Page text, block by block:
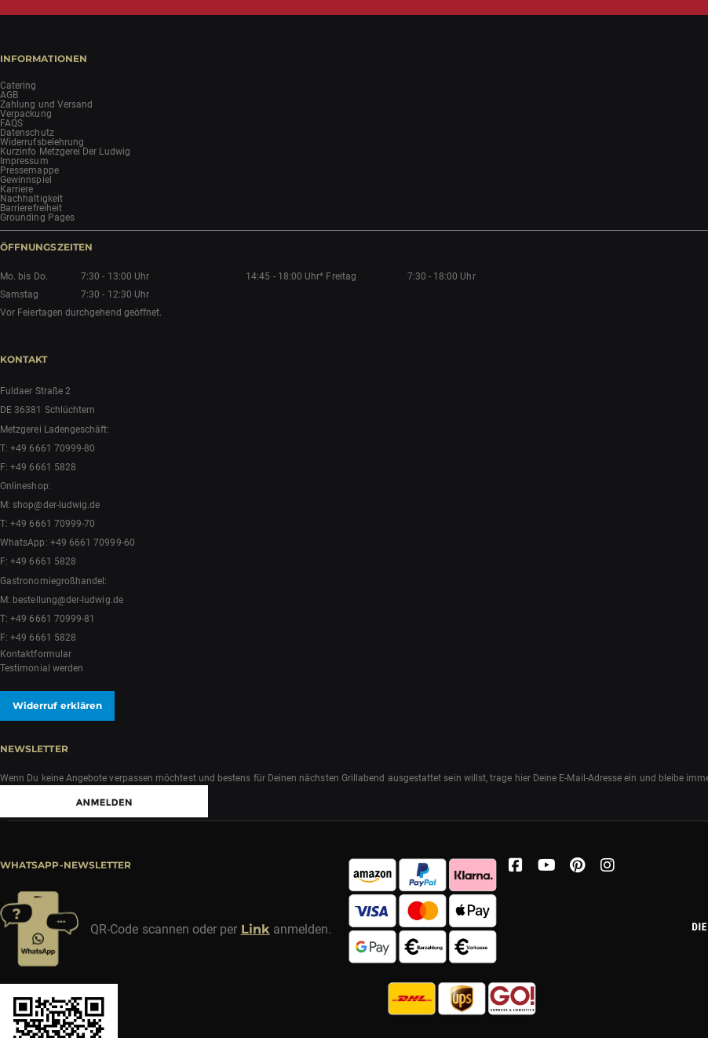
INFORMATIONEN
Catering
AGB
Zahlung und Versand
Verpackung
FAQS
Datenschutz
Widerrufsbelehrung
Kurzinfo Metzgerei Der Ludwig
Impressum
Pressemappe
Gewinnspiel
Karriere
Nachhaltigkeit
Barrierefreiheit
Grounding Pages
ÖFFNUNGSZEITEN
Mo. bis Do. 7:30 - 13:00 Uhr 14:45 - 18:00 Uhr* Freitag
7:30 - 18:00 Uhr
Samstag
7:30 - 12:30 Uhr
Vor Feiertagen durchgehend geöffnet.
KONTAKT
Fuldaer Straße 2
DE 36381 Schlüchtern
Metzgerei Ladengeschäft:
T:+49 6661 70999-80
F: +49 6661 5828
Onlineshop:
M:shop@der-ludwig.de
T:+49 6661 70999-70
WhatsApp: +49 6661 70999-60
F: +49 6661 5828
Gastronomiegroßhandel:
M: bestellung@der-ludwig.de
T:+49 6661 70999-81
F: +49 6661 5828
Kontaktformular
Testimonial werden
Widerruf erklären
NEWSLETTER
Wenn Du keine Angebote verpassen möchtest und bestens für Deinen nächsten Grillabend ausgestattet sein willst, trage hier Deine E-Mail-Adresse ein und bleibe
WHATSAPP-NEWSLETTER
QR-Code scannen oder per Linkanmelden.